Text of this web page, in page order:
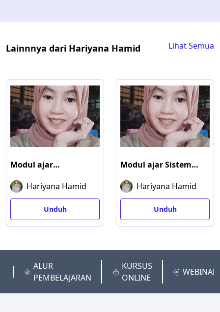
Lainnnya dari Hariyana Hamid Lihat Semua
Modul ajar
trigonometri
Hariyana Hamid
Unduh
Modul ajar Sistem
linear dua variabel
Hariyana Hamid
Unduh
ALUR
PEMBELAJARAN
KURSUS
ONLINE
WEBINAR